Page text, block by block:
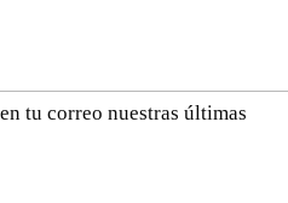
tu correo nuestras últimas